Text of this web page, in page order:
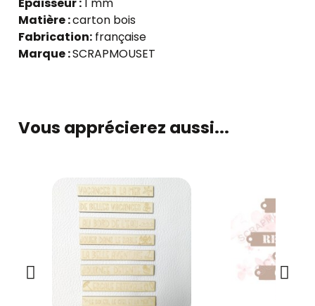
Matière :carton bois
Fabrication: française
Marque :SCRAPMOUSET
Vous apprécierez aussi...